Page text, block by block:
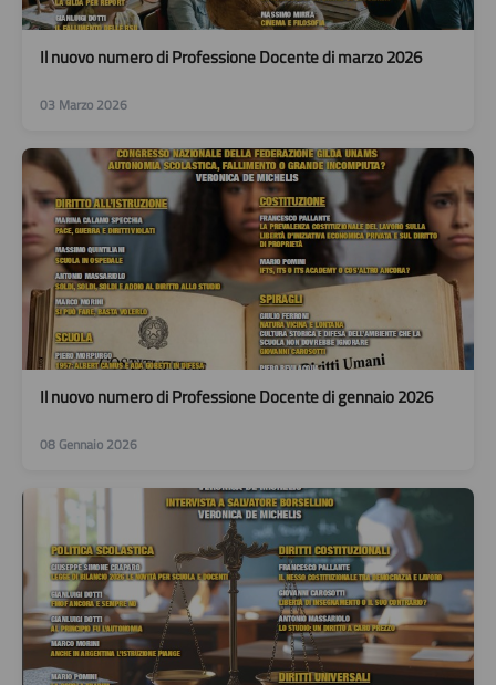
Il nuovo numero di Professione Docente di marzo 2026
03 Marzo 2026
Il nuovo numero di Professione Docente di gennaio 2026
08 Gennaio 2026